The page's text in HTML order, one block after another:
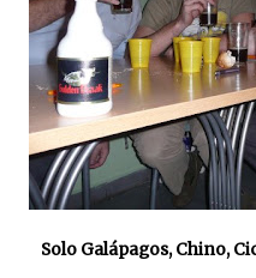
Solo Galápagos, Chino,